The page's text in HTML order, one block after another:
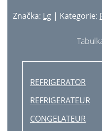
Značka: Lg | Kategorie:
REFRIGERATOR
REFRIGERATEUR
CONGELATEUR